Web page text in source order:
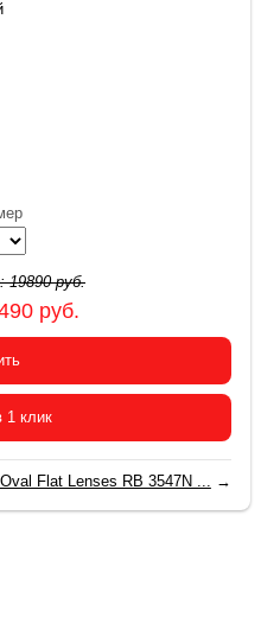
19890руб.
руб.
1 клик
Flat Lenses RB 3547N ... →